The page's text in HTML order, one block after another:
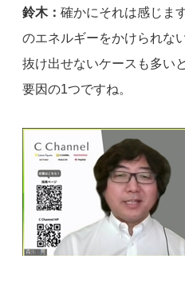
鈴木： 確かにそれは感じま
のエネルギーをかけられな
抜け出せないケースも多い
要因の1つですね。